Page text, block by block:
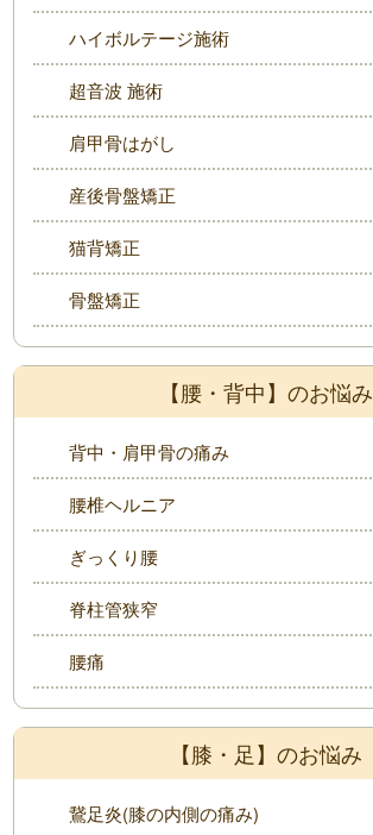
ハイボルテージ施術
超音波 施術
肩甲骨はがし
産後骨盤矯正
猫背矯正
骨盤矯正
【腰・背中】のお悩み
背中・肩甲骨の痛み
腰椎ヘルニア
ぎっくり腰
脊柱管狭窄
腰痛
【膝・足】のお悩み
鵞足炎(膝の内側の痛み)